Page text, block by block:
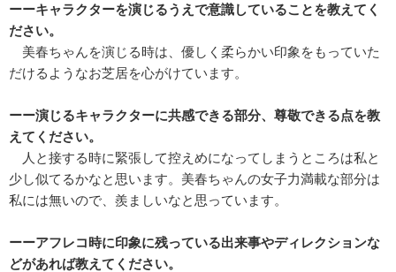
ーーキャラクターを演じるうえで意識していることを教えてく
ださい。
美春ちゃんを演じる時は、優しく柔らかい印象をもっていた
だけるようなお芝居を心がけています。
ーー演じるキャラクターに共感できる部分、尊敬できる点を教
えてください。
人と接する時に緊張して控えめになってしまうところは私と
少し似てるかなと思います。美春ちゃんの女子力満載な部分は
私には無いので、羨ましいなと思っています。
ーーアフレコ時に印象に残っている出来事やディレクションな
どがあれば教えてください。